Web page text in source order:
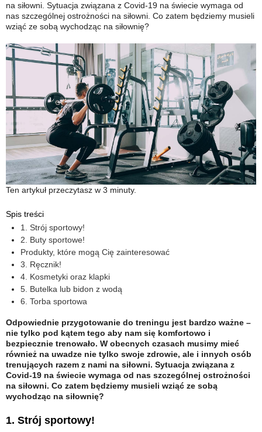
na siłowni. Sytuacja związana z Covid-19 na świecie wymaga od
nas szczególnej ostrożności na siłowni. Co zatem będziemy musieli
wziąć ze sobą wychodząc na siłownię?
Ten artykuł przeczytasz w 3 minuty.
Spis treści
1. Strój sportowy!
2. Buty sportowe!
Produkty, które mogą Cię zainteresować
3. Ręcznik!
4. Kosmetyki oraz klapki
5. Butelka lub bidon z wodą
6. Torba sportowa
Odpowiednie przygotowanie do treningu jest bardzo ważne –
nie tylko pod kątem tego aby nam się komfortowo i
bezpiecznie trenowało. W obecnych czasach musimy mieć
również na uwadze nie tylko swoje zdrowie, ale i innych osób
trenujących razem z nami na siłowni. Sytuacja związana z
Covid-19 na świecie wymaga od nas szczególnej ostrożności
na siłowni. Co zatem będziemy musieli wziąć ze sobą
wychodząc na siłownię?
1. Strój sportowy!